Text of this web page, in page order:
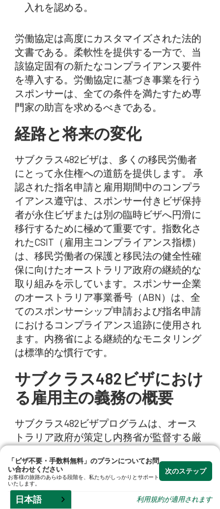
入れを認める。
労働協定は高度にカスタマイズされた法的
文書である。柔軟性を提供する一方で、当
該協定固有の新たなコンプライアンス要件
を導入する。労働協定に基づき事業を行う
スポンサーは、全ての条件を満たすため専
門家の助言を求めるべきである。
経路と将来の変化
サブクラス482ビザは、多くの移民労働者
にとって永住権への道筋を提供します。 承
認された指名申請と雇用期間中のコンプラ
イアンス遵守は、スポンサー付きビザ保持
者が永住ビザまたは別の臨時ビザへ円滑に
移行するために極めて重要です。指数化さ
れたCSIT（雇用主コンプライアンス指標）
は、移民労働者の保護と移民法の健全性確
保に向けたオーストラリア政府の継続的な
取り組みを示しています。スポンサー企業
のオーストラリア事業番号（ABN）は、全
てのスポンサーシップ申請および指名申請
におけるコンプライアンス追跡に使用され
ます。内務省による継続的なモニタリング
は標準的な慣行です。
サブクラス482ビザにおけ
る雇用主の義務の概要
サブクラス482ビザプログラムは、オース
トラリア政府が策定し内務省が監督する厳
従業員と国内労働市場を保護することを目
的としています。標準ビジネススポンサー
シップまたは労働協定を保持する全てのス
ポンサー雇用主は、この義務を遵守するこ
「ビザ不要・手数料無料」のプランについてお問
い合わせください
お客様の旅路のあらゆる段階を、私たちがしっかりとサポート
いたします。
次のステップ
利用規約が適用されます
日本語